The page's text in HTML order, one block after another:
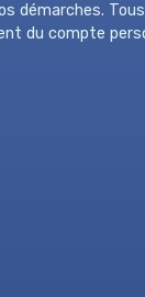
démarches.
du compte